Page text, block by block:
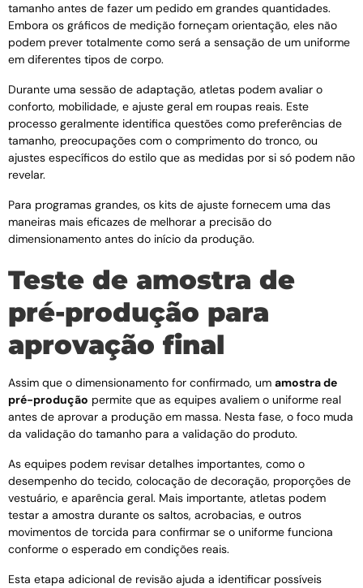
tamanho antes de fazer um pedido em grandes quantidades.
Embora os gráficos de medição forneçam orientação, eles não
podem prever totalmente como será a sensação de um uniforme
em diferentes tipos de corpo.
Durante uma sessão de adaptação, atletas podem avaliar o
conforto, mobilidade, e ajuste geral em roupas reais. Este
processo geralmente identifica questões como preferências de
tamanho, preocupações com o comprimento do tronco, ou
ajustes específicos do estilo que as medidas por si só podem não
revelar.
Para programas grandes, os kits de ajuste fornecem uma das
maneiras mais eficazes de melhorar a precisão do
dimensionamento antes do início da produção.
Teste de amostra de
pré-produção para
aprovação final
Assim que o dimensionamento for confirmado, um amostra de
pré-produção permite que as equipes avaliem o uniforme real
antes de aprovar a produção em massa. Nesta fase, o foco muda
da validação do tamanho para a validação do produto.
As equipes podem revisar detalhes importantes, como o
desempenho do tecido, colocação de decoração, proporções de
vestuário, e aparência geral. Mais importante, atletas podem
testar a amostra durante os saltos, acrobacias, e outros
movimentos de torcida para confirmar se o uniforme funciona
conforme o esperado em condições reais.
Esta etapa adicional de revisão ajuda a identificar possíveis